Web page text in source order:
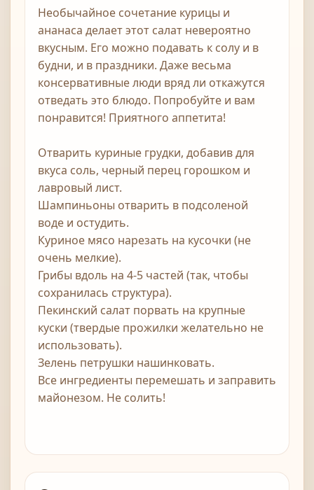
Необычайное сочетание курицы и
ананаса делает этот салат невероятно
вкусным. Его можно подавать к солу и в
будни, и в праздники. Даже весьма
консервативные люди вряд ли откажутся
отведать это блюдо. Попробуйте и вам
понравится! Приятного аппетита!
Отварить куриные грудки, добавив для
вкуса соль, черный перец горошком и
лавровый лист.
Шампиньоны отварить в подсоленой
воде и остудить.
Куриное мясо нарезать на кусочки (не
очень мелкие).
Грибы вдоль на 4-5 частей (так, чтобы
сохранилась структура).
Пекинский салат порвать на крупные
куски (твердые прожилки желательно не
использовать).
Зелень петрушки нашинковать.
Все ингредиенты перемешать и заправить
майонезом. Не солить!